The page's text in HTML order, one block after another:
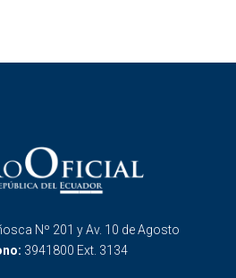
Nº 201 y Av. 10 de Agosto
3941800 Ext. 3134